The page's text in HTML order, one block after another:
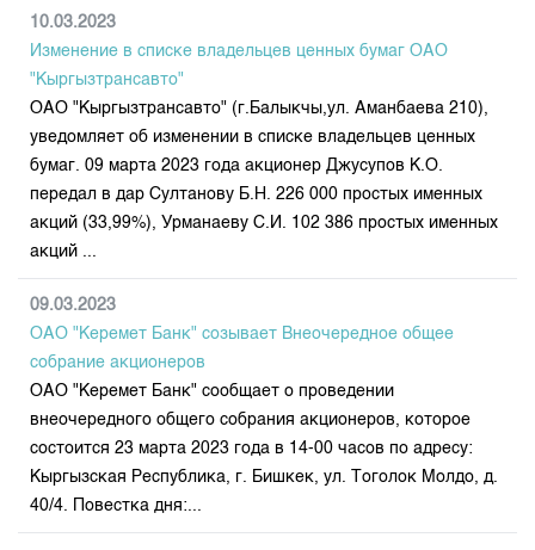
10.03.2023
Изменение в списке владельцев ценных бумаг ОАО
"Кыргызтрансавто"
ОАО "Кыргызтрансавто" (г.Балыкчы,ул. Аманбаева 210),
уведомляет об изменении в списке владельцев ценных
бумаг. 09 марта 2023 года акционер Джусупов К.О.
передал в дар Султанову Б.Н. 226 000 простых именных
акций (33,99%), Урманаеву С.И. 102 386 простых именных
акций ...
09.03.2023
ОАО "Керемет Банк" созывает Внеочередное общее
собрание акционеров
ОАО "Керемет Банк" сообщает о проведении
внеочередного общего собрания акционеров, которое
состоится 23 марта 2023 года в 14-00 часов по адресу:
Кыргызская Республика, г. Бишкек, ул. Тоголок Молдо, д.
40/4. Повестка дня:...